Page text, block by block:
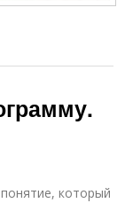
который